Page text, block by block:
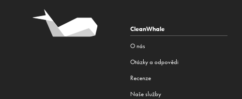
CleanWhale
O nás
Otázky a odpovědi
Recenze
Naše služby